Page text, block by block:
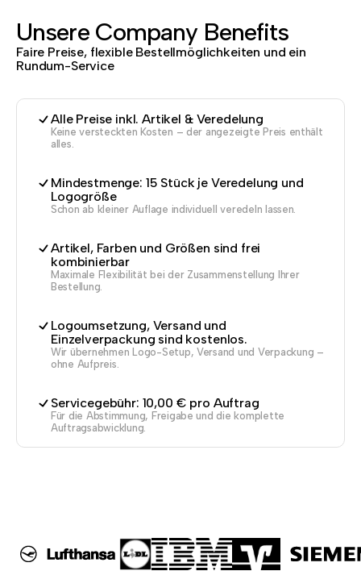
Unsere Company Benefits
Faire Preise, flexible Bestellmöglichkeiten und ein
Rundum-Service
Alle Preise inkl. Artikel & Veredelung
Keine versteckten Kosten – der angezeigte Preis enthält
alles.
Mindestmenge: 15 Stück je Veredelung und
Logogröße
Schon ab kleiner Auflage individuell veredeln lassen.
Artikel, Farben und Größen sind frei
kombinierbar
Maximale Flexibilität bei der Zusammenstellung Ihrer
Bestellung.
Logoumsetzung, Versand und
Einzelverpackung sind kostenlos.
Wir übernehmen Logo-Setup, Versand und Verpackung –
ohne Aufpreis.
Servicegebühr: 10,00 € pro Auftrag
Für die Abstimmung, Freigabe und die komplette
Auftragsabwicklung.